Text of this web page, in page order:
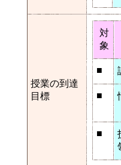
授業の到達
目標
対
象
■
■
■